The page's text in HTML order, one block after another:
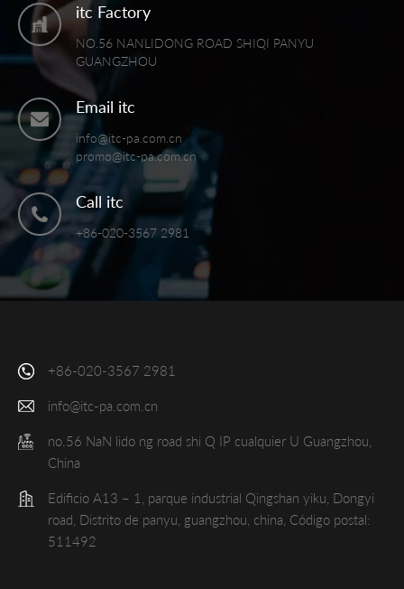
itc Factory
NO.56 NANLIDONG ROAD SHIQI PANYU
GUANGZHOU
Email itc
info@itc-pa.com.cn
promo@itc-pa.com.cn
Call itc
+86-020-3567 2981
+86-020-3567 2981
info@itc-pa.com.cn
no.56 NaN lido ng road shi Q IP cualquier U Guangzhou,
China
Edificio A13 – 1, parque industrial Qingshan yiku, Dongyi
road, Distrito de panyu, guangzhou, china, Código postal:
511492